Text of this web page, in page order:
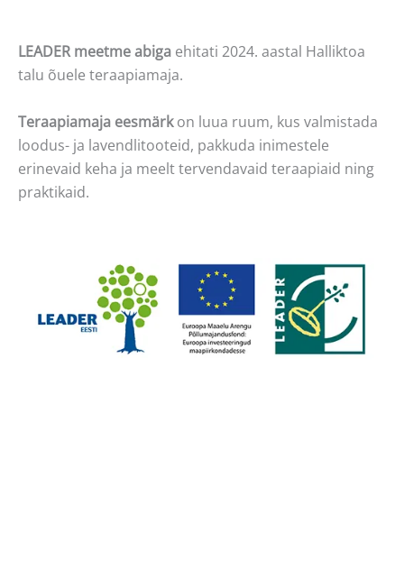
LEADER meetme abiga ehitati 2024. aastal Halliktoa
talu õuele teraapiamaja.
Teraapiamaja eesmärkon luua ruum, kus valmistada
loodus- ja lavendlitooteid, pakkuda inimestele
erinevaid keha ja meelt tervendavaid teraapiaid ning
praktikaid.